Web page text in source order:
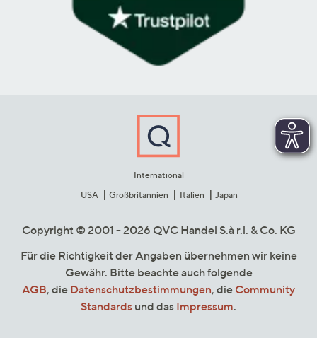
International
USA
Großbritannien Italien Japan
Copyright © 2001 - 2026 QVC Handel S.à r.l. & Co. KG
Für die Richtigkeit der Angaben übernehmen wir keine
Gewähr. Bitte beachte auch folgende
AGB, die Datenschutzbestimmungen, die Community
Standards und das Impressum.